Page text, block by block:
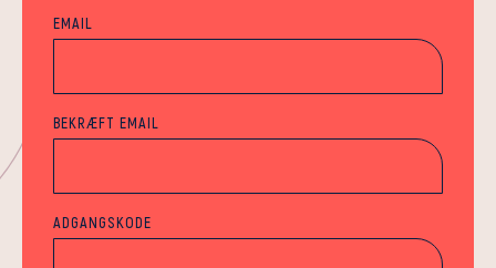
EMAIL
BEKRÆFT EMAIL
ADGANGSKODE